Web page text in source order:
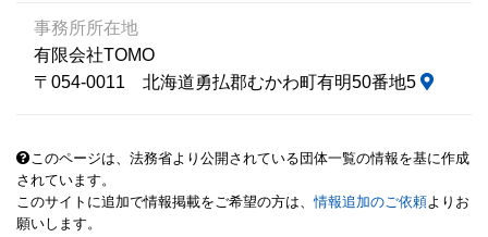
事務所所在地
有限会社TOMO
〒054-0011 北海道勇払郡むかわ町有明50番地5
このページは、法務省より公開されている団体一覧の情報を基に作成
されています。
このサイトに追加で情報掲載をご希望の方は、情報追加のご依頼よりお
願いします。